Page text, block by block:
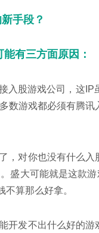
有三方面原因：
股游戏公司，这IP
数游戏都必须有腾讯
，对你也没有什么入
盛大可能就是这款
算那么好拿。
发不出什么好的游